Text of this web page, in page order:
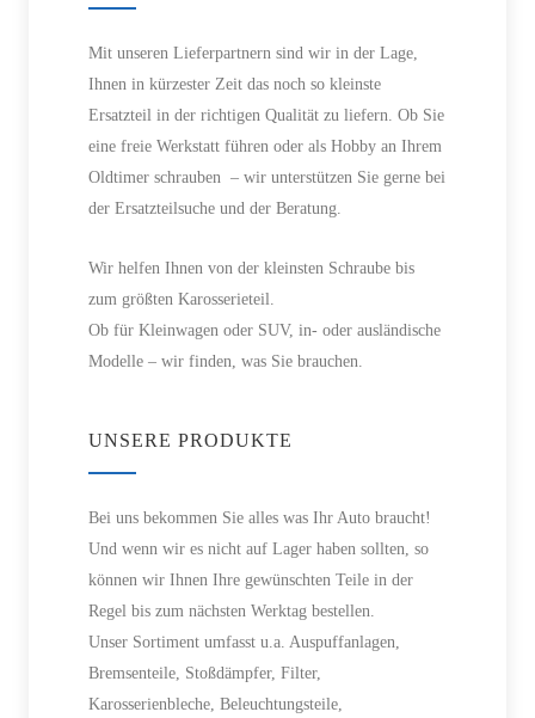
Mit unseren Lieferpartnern sind wir in der Lage,
Ihnen in kürzester Zeit das noch so kleinste
Ersatzteil in der richtigen Qualität zu liefern. Ob Sie
eine freie Werkstatt führen oder als Hobby an Ihrem
Oldtimer schrauben – wir unterstützen Sie gerne bei
der Ersatzteilsuche und der Beratung.
Wir helfen Ihnen von der kleinsten Schraube bis
zum größten Karosserieteil.
Ob für Kleinwagen oder SUV, in- oder ausländische
Modelle – wir finden, was Sie brauchen.
UNSERE PRODUKTE
Bei uns bekommen Sie alles was Ihr Auto braucht!
Und wenn wir es nicht auf Lager haben sollten, so
können wir Ihnen Ihre gewünschten Teile in der
Regel bis zum nächsten Werktag bestellen.
Unser Sortiment umfasst u.a. Auspuffanlagen,
Bremsenteile, Stoßdämpfer, Filter,
Karosserienbleche, Beleuchtungsteile,